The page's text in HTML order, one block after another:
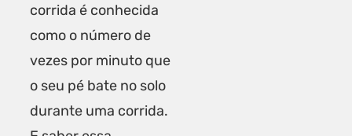
corrida é conhecida
como o número de
vezes por minuto que
o seu pé bate no solo
durante uma corrida.